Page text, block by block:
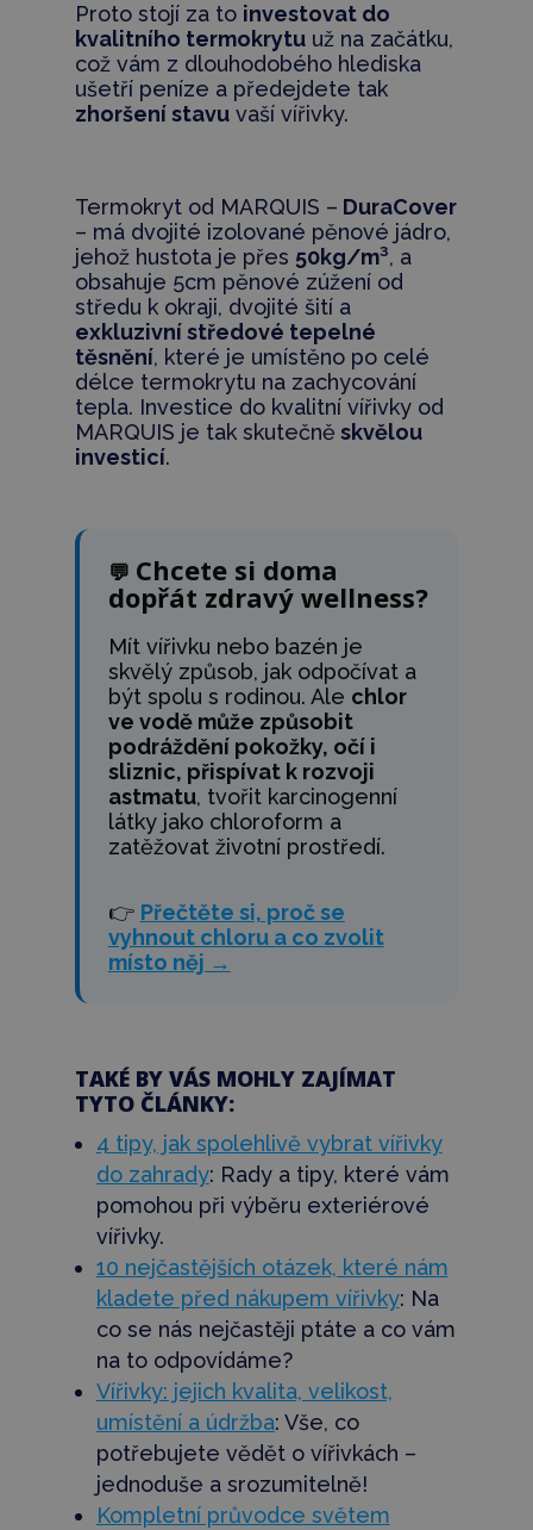
Proto stojí za to investovat do
kvalitního termokrytuuž na začátku,
což vám z dlouhodobého hlediska
ušetří peníze a předejdete tak
zhoršení stavuvaší vířivky.
Termokryt od MARQUIS – DuraCover
– má dvojité izolované pěnové jádro,
jehož hustota je přes 50kg/m³, a
obsahuje 5cm pěnové zúžení od
středu k okraji, dvojité šití a
exkluzivní středové tepelné
těsnění, které je umístěno po celé
délce termokrytu na zachycování
tepla. Investice do kvalitní vířivky od
MARQUIS je tak skutečně skvělou
investicí.
💬 Chcete si doma
dopřát zdravý wellness?
Mít vířivku nebo bazén je
skvělý způsob, jak odpočívat a
být spolu s rodinou. Ale chlor
ve vodě může způsobit
podráždění pokožky, očí i
sliznic, přispívat k rozvoji
astmatu, tvořit karcinogenní
látky jako chloroform a
zatěžovat životní prostředí.
👉 Přečtěte si, proč se
vyhnout chloru a co zvolit
místo něj →
TAKÉ BY VÁS MOHLY ZAJÍMAT
TYTO ČLÁNKY:
4 tipy, jak spolehlivě vybrat vířivky
do zahrady: Rady a tipy, které vám
pomohou při výběru exteriérové
vířivky.
10 nejčastějších otázek, které nám
kladete před nákupem vířivky: Na
co se nás nejčastěji ptáte a co vám
na to odpovídáme?
Vířivky: jejich kvalita, velikost,
umístění a údržba: Vše, co
potřebujete vědět o vířivkách –
jednoduše a srozumitelně!
Kompletní průvodce světem